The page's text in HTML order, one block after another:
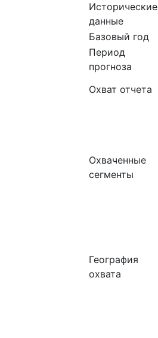
Исторические
данные
Базовый год
Период
прогноза
Охват отчета
Охваченные
сегменты
География
охвата